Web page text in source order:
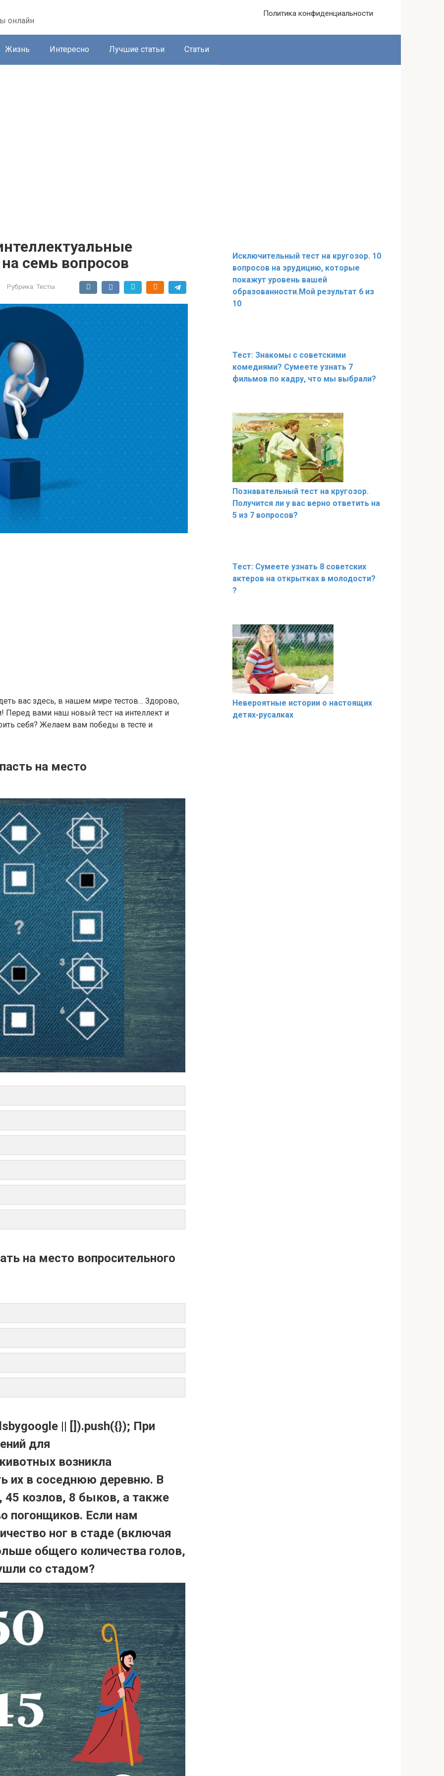
онлайн
Политика конфиденциальности
Жизнь Интересно Лучшие статьи Статьи
семь вопросов
Рубрика: Тесты
вас здесь, в нашем мире тестов… Здорово,
Перед вами наш новый тест на интеллект и
себя? Желаем вам победы в тесте и
на место
на место вопросительного
|| []).push({}); При
для
возникла
их в соседнюю деревню. В
45 козлов, 8 быков, а также
погонщиков. Если нам
ног в стаде (включая
общего количества голов,
со стадом?
Исключительный тест на кругозор. 10
вопросов на эрудицию, которые
покажут уровень вашей
образованности.Мой результат 6 из
10
Тест: Знакомы с советскими
комедиями? Сумеете узнать 7
фильмов по кадру, что мы выбрали?
Познавательный тест на кругозор.
Получится ли у вас верно ответить на
5 из 7 вопросов?
Тест: Сумеете узнать 8 советских
актеров на открытках в молодости?
?
Невероятные истории о настоящих
детях-русалках